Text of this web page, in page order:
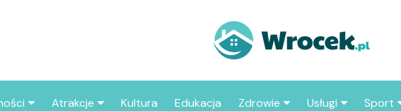
Atrakcje Kultura Edukacja Zdrowie Usługi Sport